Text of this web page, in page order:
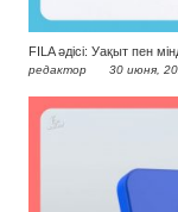
FILA әдісі: Уақыт пен
редактор 30 июня,